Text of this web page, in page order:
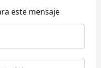
este mensaje